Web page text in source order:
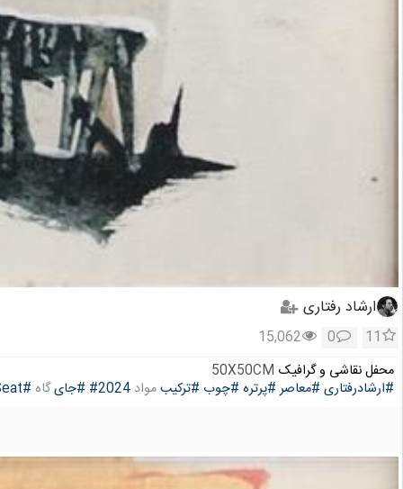
ارشاد رفتاری
11
0
15,062
محفل نقاشی و گرافیک 50X50CM
#ارشادرفتاری #معاصر #پرتره #چوب #ترکیبمواد #2024 #جایگاه #Seat